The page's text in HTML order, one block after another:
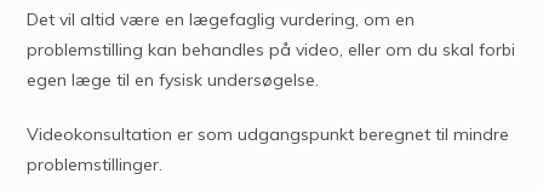
Det vil altid være en lægefaglig vurdering, om en
problemstilling kan behandles på video, eller om du skal forbi
egen læge til en fysisk undersøgelse.
Videokonsultation er som udgangspunkt beregnet til mindre
problemstillinger.